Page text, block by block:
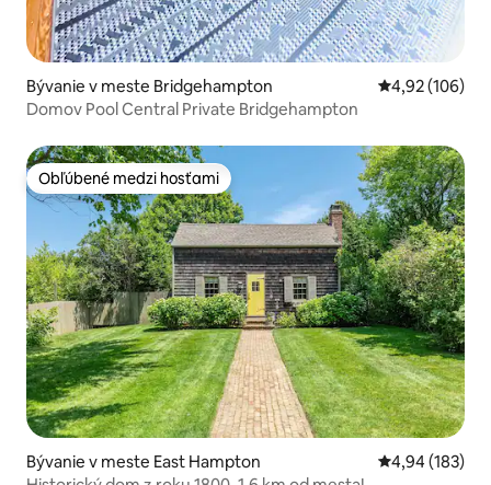
Bývanie v meste Bridgehampton Priemerné
4,92 (106)
Domov Pool Central Private Bridgehampton
Obľúbené medzi hosťami
Obľúbené medzi hosťami
Bývanie v meste East Hampton Priemerné
4,94 (183)